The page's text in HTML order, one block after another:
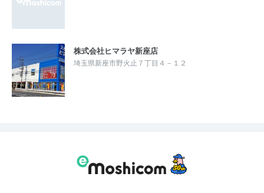
株式会社ヒマラヤ新座店
埼玉県新座市野火止７丁目４－１２